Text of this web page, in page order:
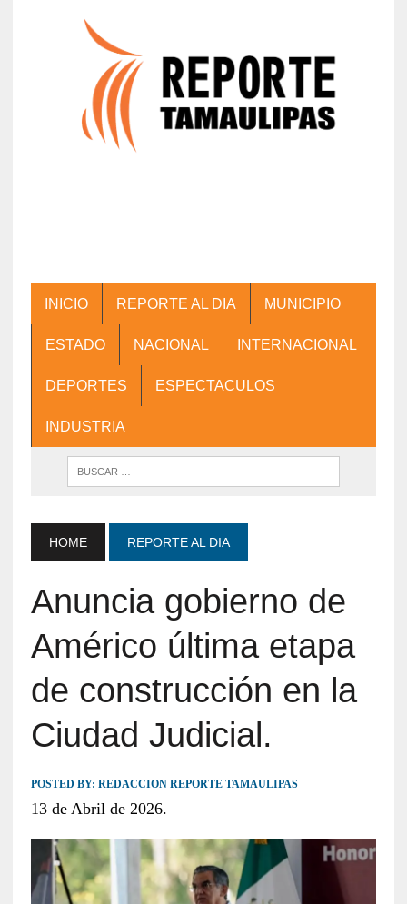
INICIO REPORTE AL DIA MUNICIPIO
ESTADO NACIONAL INTERNACIONAL
DEPORTES ESPECTACULOS
INDUSTRIA
HOME REPORTE AL DIA
Anuncia gobierno de
Américo última etapa
de construcción en la
Ciudad Judicial.
POSTED BY: REDACCION REPORTE TAMAULIPAS
13 de Abril de 2026.